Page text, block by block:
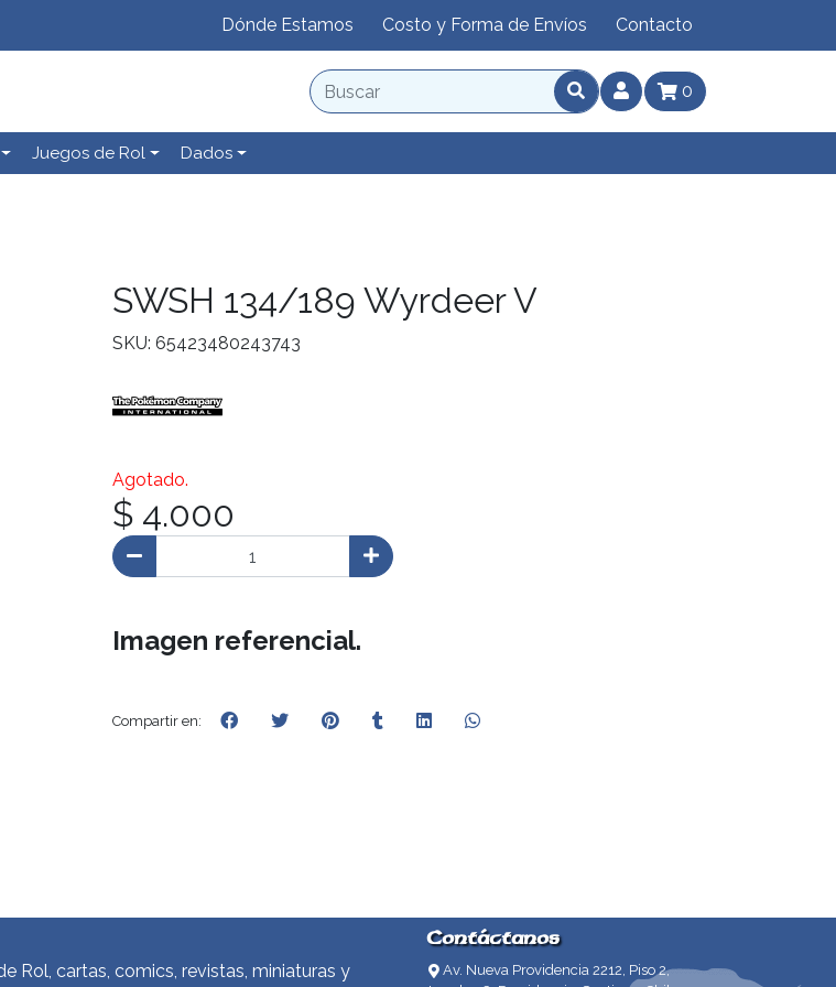
Dónde Estamos Costo y Forma de Envíos Contacto
0
Juegos de Rol Dados
SWSH 134/189 Wyrdeer V
SKU: 65423480243743
Agotado.
$ 4.000
Imagen referencial.
Compartir en:
Rol, cartas, comics, revistas, miniaturas y
Contáctanos
Av. Nueva Providencia 2212, Piso 2,